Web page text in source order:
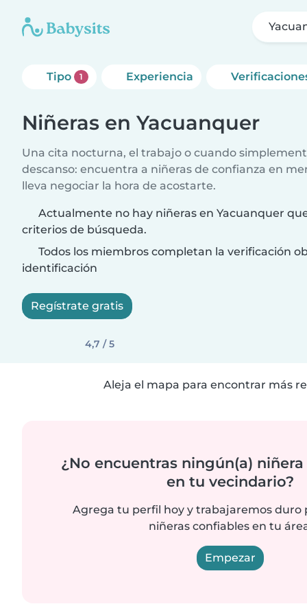
Tipo 1 Experiencia
Niñeras en Yacuanquer
Una cita nocturna, el trabajo o cuando
descanso: encuentra a niñeras de confianza en
lleva negociar la hora de acostarte.
Actualmente no hay niñeras en Yacuanquer
criterios de búsqueda.
Todos los miembros completan la verificación
identificación
Regístrate gratis
4,7 / 5
Aleja el mapa para encontrar más
¿No encuentras ningún(a)
en tu vecindario?
Agrega tu perfil hoy y trabajaremos duro
niñeras confiables en tu
Empezar